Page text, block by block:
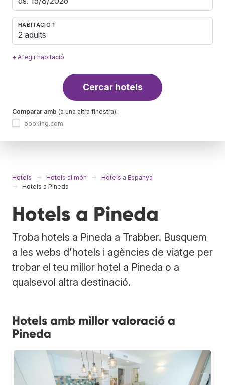
HABITACIÓ 1
2 adults
+ Afegir habitació
Cercar hotels
Comparar amb (a una altra finestra):
booking.com
Hotels Hotels al món
Hotels a Espanya
Hotels a Pineda
Hotels a Pineda
Troba hotels a Pineda a Trabber. Busquem
a les webs d'hotels i agències de viatge per
trobar el teu millor hotel a Pineda o a
qualsevol altra destinació.
Hotels amb millor valoració a
Pineda